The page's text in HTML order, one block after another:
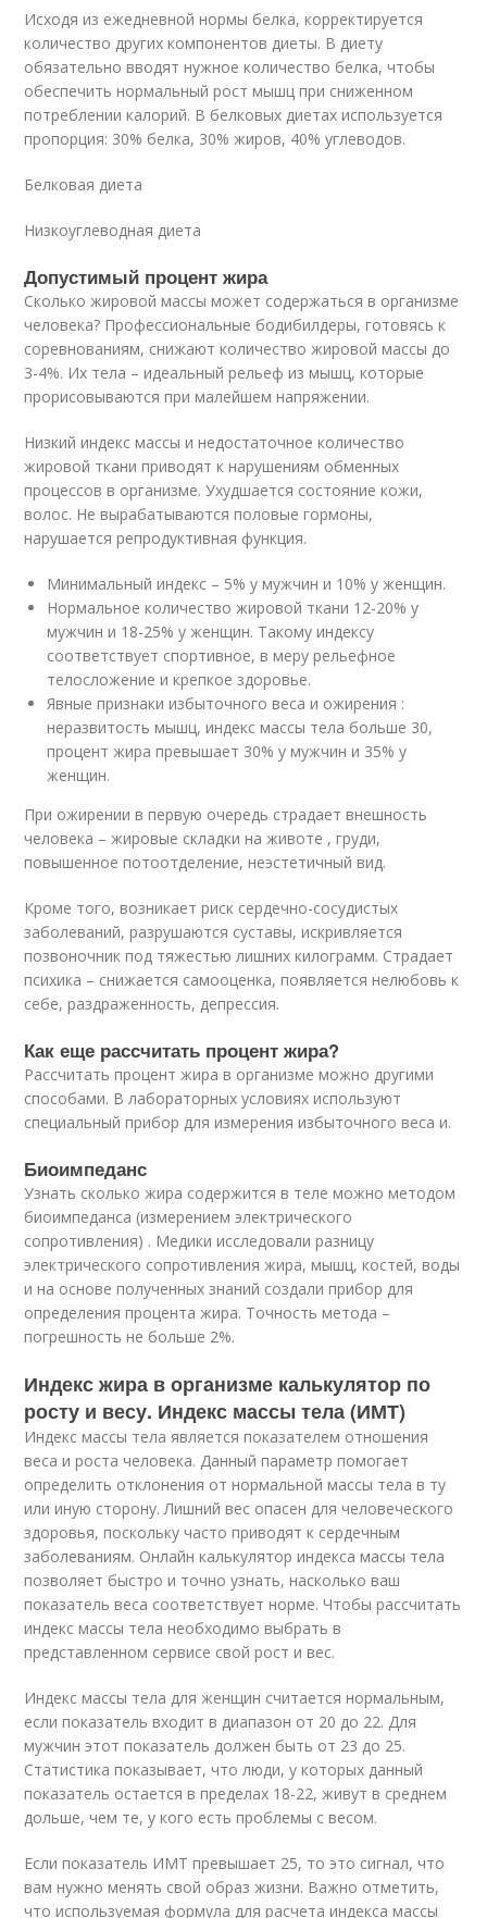
Исходя из ежедневной нормы белка, корректируется
количество других компонентов диеты. В диету
обязательно вводят нужное количество белка, чтобы
обеспечить нормальный рост мышц при сниженном
потреблении калорий. В белковых диетах используется
пропорция: 30% белка, 30% жиров, 40% углеводов.
Белковая диета
Низкоуглеводная диета
Допустимый процент жира
Сколько жировой массы может содержаться в организме
человека? Профессиональные бодибилдеры, готовясь к
соревнованиям, снижают количество жировой массы до
3-4%. Их тела – идеальный рельеф из мышц, которые
прорисовываются при малейшем напряжении.
Низкий индекс массы и недостаточное количество
жировой ткани приводят к нарушениям обменных
процессов в организме. Ухудшается состояние кожи,
волос. Не вырабатываются половые гормоны,
нарушается репродуктивная функция.
Минимальный индекс – 5% у мужчин и 10% у женщин.
Нормальное количество жировой ткани 12-20% у
мужчин и 18-25% у женщин. Такому индексу
соответствует спортивное, в меру рельефное
телосложение и крепкое здоровье.
Явные признаки избыточного веса и ожирения :
неразвитость мышц, индекс массы тела больше 30,
процент жира превышает 30% у мужчин и 35% у
женщин.
При ожирении в первую очередь страдает внешность
человека – жировые складки на животе , груди,
повышенное потоотделение, неэстетичный вид.
Кроме того, возникает риск сердечно-сосудистых
заболеваний, разрушаются суставы, искривляется
позвоночник под тяжестью лишних килограмм. Страдает
психика – снижается самооценка, появляется нелюбовь к
себе, раздраженность, депрессия.
Как еще рассчитать процент жира?
Рассчитать процент жира в организме можно другими
способами. В лабораторных условиях используют
специальный прибор для измерения избыточного веса и.
Биоимпеданс
Узнать сколько жира содержится в теле можно методом
биоимпеданса (измерением электрического
сопротивления) . Медики исследовали разницу
электрического сопротивления жира, мышц, костей, воды
и на основе полученных знаний создали прибор для
определения процента жира. Точность метода –
погрешность не больше 2%.
Индекс жира в организме калькулятор по
росту и весу. Индекс массы тела (ИМТ)
Индекс массы тела является показателем отношения
веса и роста человека. Данный параметр помогает
определить отклонения от нормальной массы тела в ту
или иную сторону. Лишний вес опасен для человеческого
здоровья, поскольку часто приводят к сердечным
заболеваниям. Онлайн калькулятор индекса массы тела
позволяет быстро и точно узнать, насколько ваш
показатель веса соответствует норме. Чтобы рассчитать
индекс массы тела необходимо выбрать в
представленном сервисе свой рост и вес.
Индекс массы тела для женщин считается нормальным,
если показатель входит в диапазон от 20 до 22. Для
мужчин этот показатель должен быть от 23 до 25.
Статистика показывает, что люди, у которых данный
показатель остается в пределах 18-22, живут в среднем
дольше, чем те, у кого есть проблемы с весом.
Если показатель ИМТ превышает 25, то это сигнал, что
вам нужно менять свой образ жизни. Важно отметить,
что используемая формула для расчета индекса массы